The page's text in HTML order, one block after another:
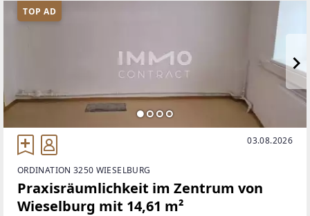
TOP AD
03.08.2026
ORDINATION 3250 WIESELBURG
Praxisräumlichkeit im Zentrum von
Wieselburg mit 14,61 m²